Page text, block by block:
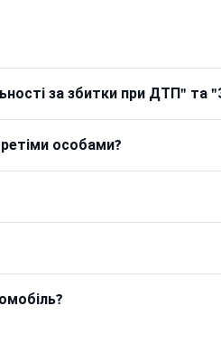
за збитки при ДТП" та
особами?